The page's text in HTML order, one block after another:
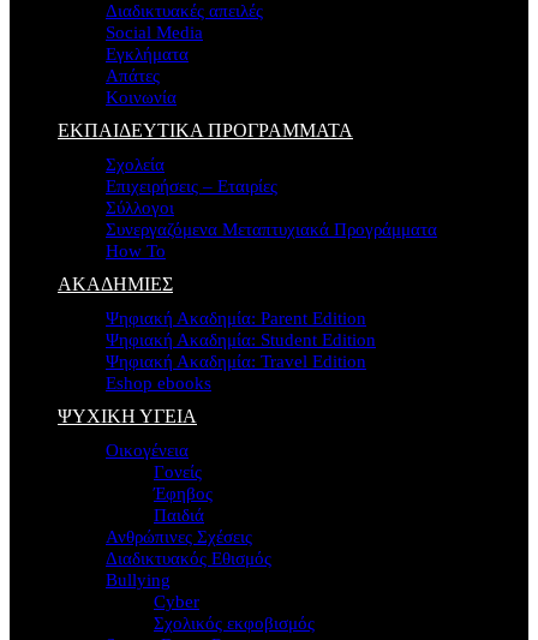
Διαδικτυακές απειλές
Social Media
Εγκλήματα
Απάτες
Κοινωνία
ΕΚΠΑΙΔΕΥΤΙΚΑ ΠΡΟΓΡΑΜΜΑΤΑ
Σχολεία
Επιχειρήσεις – Εταιρίες
Σύλλογοι
Συνεργαζόμενα Μεταπτυχιακά Προγράμματα
How To
ΑΚΑΔΗΜΙΕΣ
Ψηφιακή Ακαδημία: Parent Edition
Ψηφιακή Ακαδημία: Student Edition
Ψηφιακή Ακαδημία: Travel Edition
Eshop ebooks
ΨΥΧΙΚΗ ΥΓΕΙΑ
Οικογένεια
Γονείς
Έφηβος
Παιδιά
Ανθρώπινες Σχέσεις
Διαδικτυακός Εθισμός
Bullying
Cyber
Σχολικός εκφοβισμός